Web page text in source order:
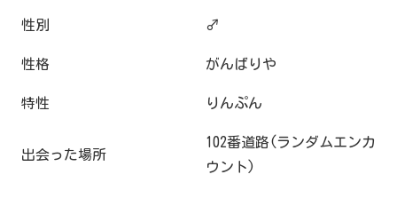
性別 ♂
性格 がんばりや
特性 りんぷん
出会った場所
102番道路(ランダムエンカ
ウント)